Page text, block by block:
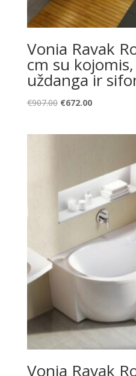
Vonia Ravak
cm su
uždanga ir
€907.00 Original
€672.00Current
Vonia Ravak